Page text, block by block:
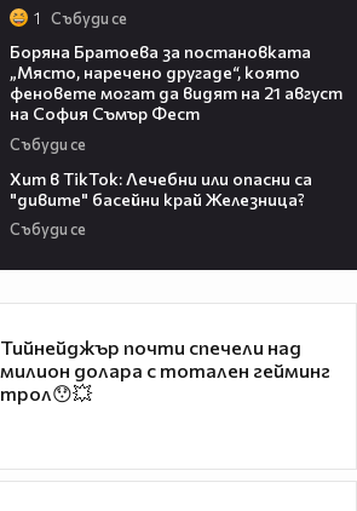
1 Събуди се
Боряна Братоева за постановката
„Място, наречено другаде“, която
феновете могат да видят на 21 август
на София Съмър Фест
Събуди се
Хит в TikTok: Лечебни или опасни са
"дивите" басейни край Железница?
Събуди се
Тийнейджър почти спечели над
милион долара с тотален гейминг
трол😯💥